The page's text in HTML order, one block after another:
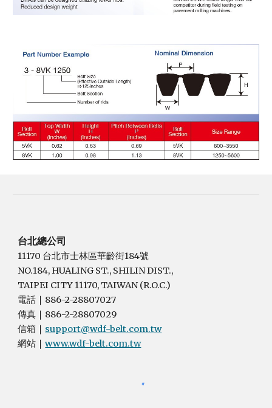
台北總公司
11170 台北市士林區華齡街184號
NO.184, HUALING ST., SHILIN DIST.,
TAIPEI CITY 11170, TAIWAN (R.O.C.)
電話
886-2-28807027
傳真
886-2-28807029
信箱
support@wdf-belt.com.tw
網站 ｜www.wdf-belt.com.tw